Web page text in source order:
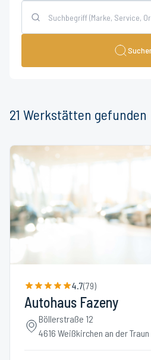
21 Werkstätten gefunden
4.7(79)
Autohaus Fazeny
Böllerstraße 12
4616 Weißkirchen an der Traun